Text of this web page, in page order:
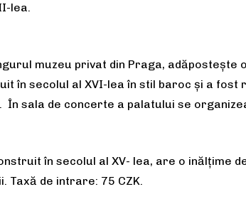
lea.
muzeu privat din Praga,
în secolul al XVI-lea în stil baroc și a
sala de concerte a palatului se
în secolul al XV- lea, are o inălțime
Taxă de intrare: 75 CZK.